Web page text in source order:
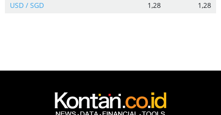
USD / SGD
1,28 1,28